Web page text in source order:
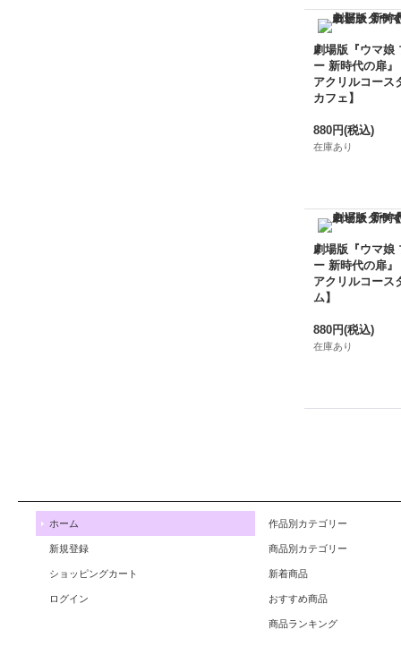
劇場版『ウマ娘
ー 新時代の扉』
アクリルコース
カフェ】
880円(税込)
在庫あり
劇場版『ウマ娘
ー 新時代の扉』
アクリルコース
ム】
880円(税込)
在庫あり
ホーム
新規登録
ショッピングカート
ログイン
作品別カテゴリー
商品別カテゴリー
新着商品
おすすめ商品
商品ランキング